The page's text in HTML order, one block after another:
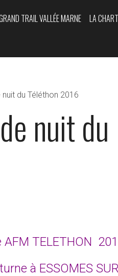
TRAIL VALLÉE MARNE LA
du Téléthon 2016
nuit du
TELETHON
à ESSOMES